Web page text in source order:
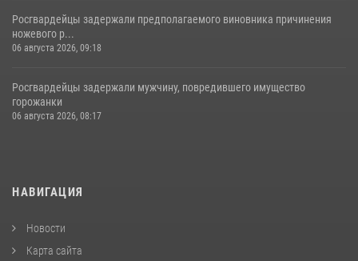
Росгвардейцы задержали предполагаемого виновника причинения
ножевого р...
06 августа 2026, 09:18
Росгвардейцы задержали мужчину, повредившего имущество
горожанки
06 августа 2026, 08:17
НАВИГАЦИЯ
Новости
Карта сайта